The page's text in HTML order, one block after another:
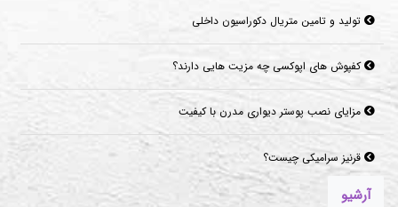
تولید و تامین متریال دکوراسیون داخلی
کفپوش های اپوکسی چه مزیت هایی دارند؟
مزایای نصب پوستر دیواری مدرن با کیفیت
قرنیز سرامیکی چیست؟
آرشیو